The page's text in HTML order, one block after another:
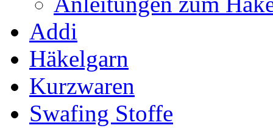
Addi
Häkelgarn
Kurzwaren
Swafing Stoffe